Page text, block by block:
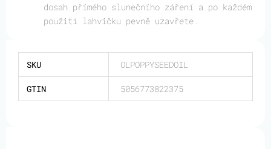
dosah přímého slunečního záření a po každém
použití lahvičku pevně uzavřete.
SKU OLPOPPYSEEDOIL
GTIN 5056773822375